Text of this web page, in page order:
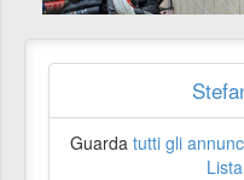
Guarda tutti gli